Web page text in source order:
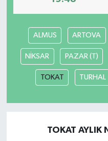
ALMUS ARTOVA
NİKSAR PAZAR (T)
TOKAT TURHAL
TOKAT AYLIK